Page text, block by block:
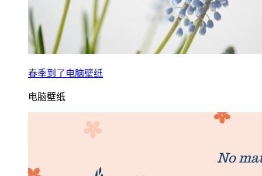
春季到了电脑壁纸
电脑壁纸